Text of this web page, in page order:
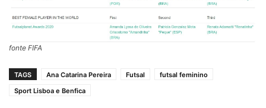
fonte FIFA
TAGS Ana Catarina Pereira Futsal
futsal feminino
Sport Lisboa e Benfica